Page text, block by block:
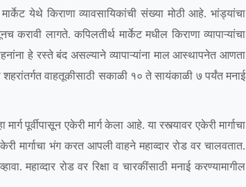
येथे किराणा व्यावसायिकांची संख्या मोठी आहे. भांड्यांचा
करावी लागते. कपिलतीर्थ मार्केट मधील किराणा व्यापाऱ्यांचा
हे रस्ते बंद असल्याने व्यापाऱ्यांना माल आस्थापनेत आणता
वाहतूकीसाठी सकाळी १० ते सायंकाळी ७ पर्यंत मनाई
पूर्वीपासून एकेरी मार्ग केला आहे. या रस्त्यावर एकेरी मार्गाचा
मार्गाचा भंग करत आपली वाहने महाव्दार रोड वर चालवतात.
महाव्दार रोड वर रिक्षा व चारकींसाठी मनाई करण्यामागील